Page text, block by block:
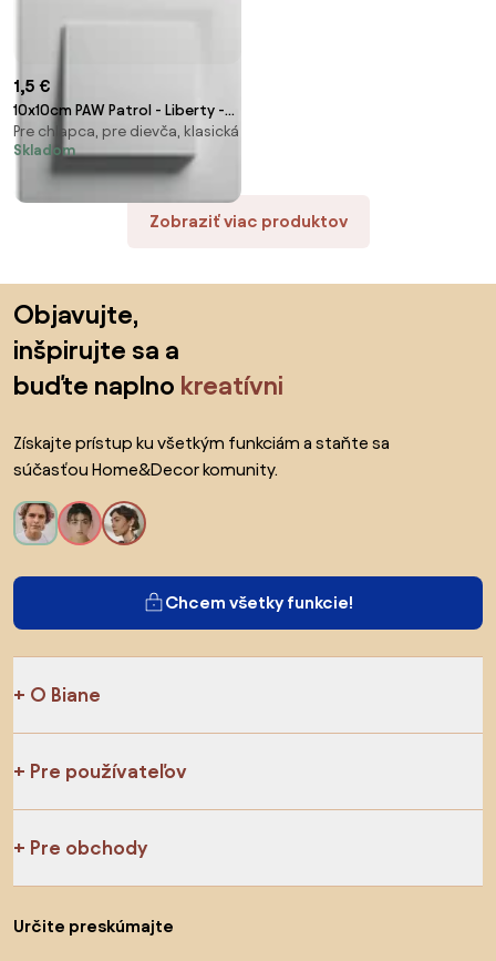
1,5 €
10x10cm PAW Patrol - Liberty -
nálepka nad vypínač
Pre chlapca, pre dievča, klasická
Skladom
Zobraziť viac produktov
Objavujte,
inšpirujte sa a
buďte naplno kreatívni
Získajte prístup ku všetkým funkciám a staňte sa
súčasťou Home&Decor komunity.
Chcem všetky funkcie!
O Biane
Pre používateľov
Pre obchody
Určite preskúmajte